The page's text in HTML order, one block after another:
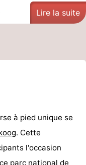
Lire la suite
à pied unique se
. Cette
l'occasion
parc national de